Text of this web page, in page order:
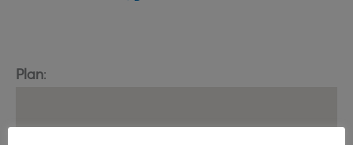
Plan: